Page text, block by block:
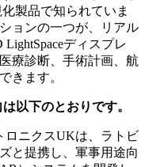
製品で知られていま
ョンの一つが、リアル
ディスプレ
療診断、手術計画、航
きます。
以下のとおりです。
ロニクスUKは、ラトビ
と提携し、軍事用途向